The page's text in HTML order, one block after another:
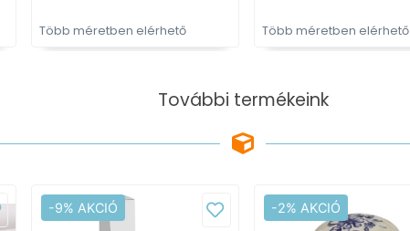
Több méretben elérhető Több méretben elérhető
További termékeink
-9% AKCIÓ -2% AKCIÓ